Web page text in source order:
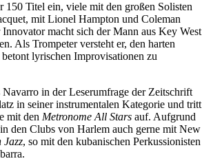
150 Titel ein, viele mit den großen Solisten
mit Lionel Hampton und Coleman
macht sich der Mann aus Key West
Als Trompeter versteht er, den harten
lyrischen Improvisationen zu
Navarro in der Leserumfrage der Zeitschrift
in seiner instrumentalen Kategorie und tritt
mit den Metronome All Stars auf. Aufgrund
den Clubs von Harlem auch gerne mit New
Jazz, so mit den kubanischen Perkussionisten